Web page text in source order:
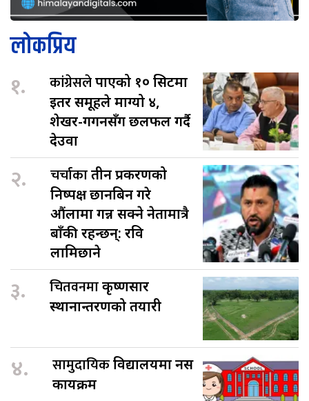
लोकप्रिय
१. कांग्रेसलेपाएको १० सिटमा
इतर समूहले माग्यो ४,
शेखर-गगनसँग छलफल गर्दै
देउवा
२. चर्चाकातीन प्रकरणको
निष्पक्ष छानबिन गरे
औंलामा गन्न सक्ने नेतामात्रै
बाँकी रहन्छन्: रवि
लामिछाने
३. चितवनमाकृष्णसार
स्थानान्तरणको तयारी
४. सामुदायिकविद्यालयमा नर्स
कार्यक्रम